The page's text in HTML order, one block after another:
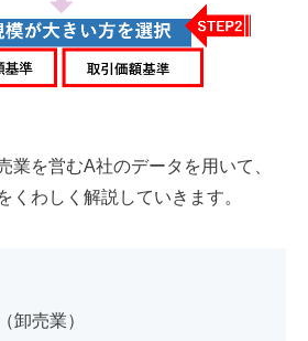
業を営むA社のデータを用いて、
くわしく解説していきます。
卸売業）